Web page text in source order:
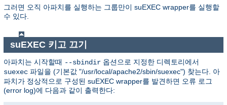
그러면 오직 아파치를 실행하는 그룹만이 suEXEC wrapper를 실행할
수 있다.
suEXEC 키고 끄기
아파치는 시작할때 --sbindir 옵션으로 지정한 디렉토리에서
suexec 파일을 (기본값 "/usr/local/apache2/sbin/suexec") 찾는다. 아
파치가 정상적으로 구성된 suEXEC wrapper를 발견하면 오류 로그
(error log)에 다음과 같이 출력한다: